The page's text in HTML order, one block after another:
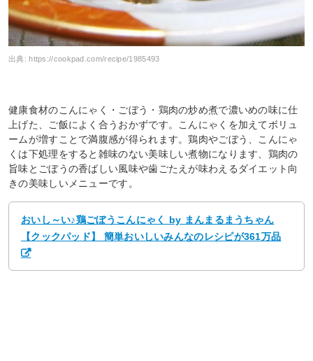
出典:https://cookpad.com/recipe/1985493
健康食材のこんにゃく・ごぼう・鶏肉の炒め煮で濃いめの味に仕
上げた、ご飯によく合うおかずです。こんにゃくを加えてボリュ
ームが増すことで満腹感が得られます。鶏肉やごぼう、こんにゃ
くは下処理をすると雑味のない美味しい煮物になります、鶏肉の
旨味とごぼうの香ばしい風味や歯ごたえが味わえるダイエット向
きの美味しいメニューです。
おいし～い♪鶏ごぼうこんにゃく by まんまるまうちゃん
【クックパッド】 簡単おいしいみんなのレシピが361万品